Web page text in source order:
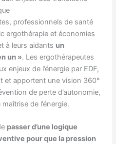
professionnels de santé
ergothérapie et économies
à leurs aidants un
un ». Les ergothérapeutes
enjeux de l’énergie par EDF,
et apportent une vision 360°
de perte d’autonomie,
de l’énergie.
passer d’une logique
pour que la pression